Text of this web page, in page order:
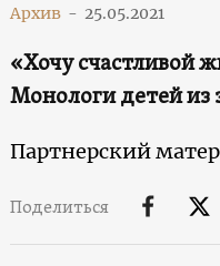
Архив - 25.05.2021
«Хочу счастливой
Монологи детей из
Партнерский
Поделиться